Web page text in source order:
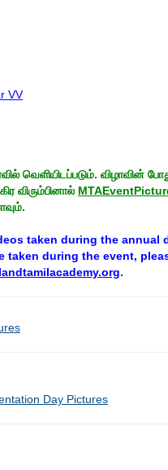
VV
வெளியிடப்படும். விழாவின்
விரும்பினால்
taken during the
taken during the event,
.
Day Pictures